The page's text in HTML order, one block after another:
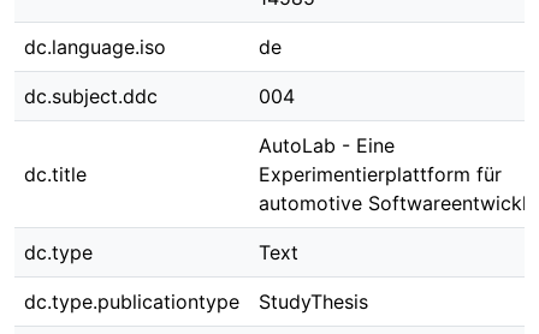
dc.language.iso de
dc.subject.ddc 004
dc.title
AutoLab - Eine
Experimentierplattform für
automotive
dc.type Text
dc.type.publicationtype StudyThesis